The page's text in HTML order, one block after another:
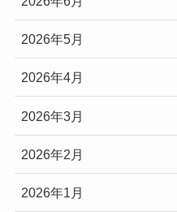
2026年5月
2026年4月
2026年3月
2026年2月
2026年1月